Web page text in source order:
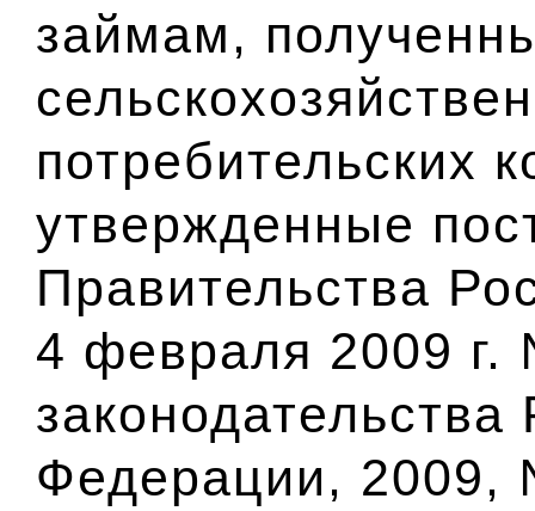
займам,
потребительских
утвержденные
Правительства
4 февраля 2009
законодательства
Федерации, 2009,